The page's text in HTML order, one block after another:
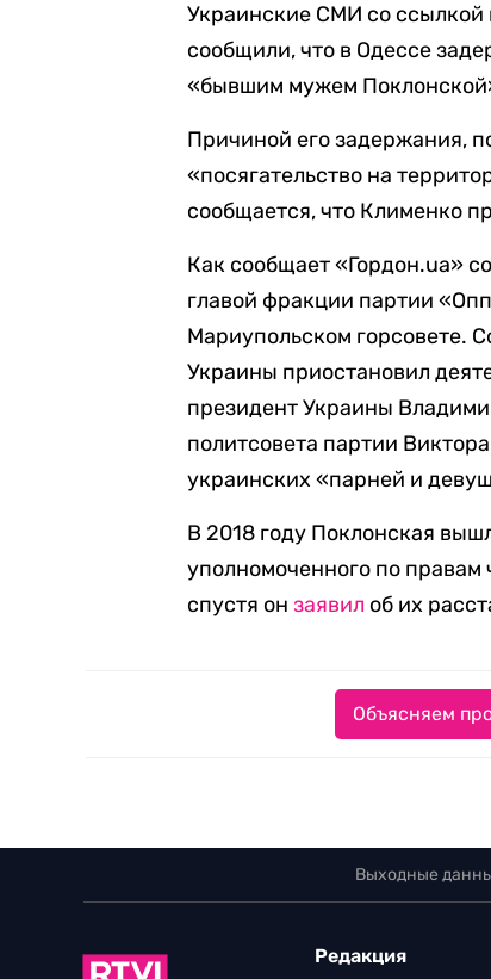
Украинские СМИ со
сообщили, что в Одессе
«бывшим мужем
Причиной его задержания,
«посягательство на
сообщается, что Клименко
Как сообщает «Гордон.ua»
главой фракции партии
Мариупольском горсовете.
Украины приостановил
президент Украины
политсовета партии
украинских «парней и
В 2018 году Поклонская
уполномоченного по правам
спустя онзаявил об их
Объясняем
Выходные
Редакция